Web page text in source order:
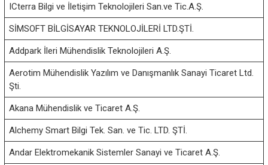
a
c
ı
k
U
z
a
y
v
G
ICterra Bilgi ve İletişim Teknolojileri San.ve Tic.A.Ş.
SİMSOFT BİLGİSAYAR TEKNOLOJİLERİ LTD.ŞTİ.
Addpark İleri Mühendislik Teknolojileri A.Ş.
Aerotim Mühendislik Yazılım ve Danışmanlık Sanayi Ticaret Ltd.
Şti.
Akana Mühendislik ve Ticaret A.Ş.
Alchemy Smart Bilgi Tek. San. ve Tic. LTD. ŞTİ.
Andar Elektromekanik Sistemler Sanayi ve Ticaret A.Ş.